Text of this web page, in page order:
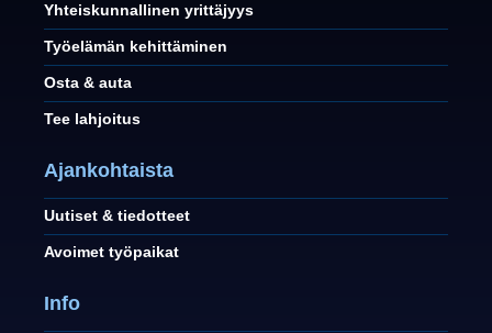
Yhteiskunnallinen yrittäjyys
Työelämän kehittäminen
Osta & auta
Tee lahjoitus
Ajankohtaista
Uutiset & tiedotteet
Avoimet työpaikat
Info